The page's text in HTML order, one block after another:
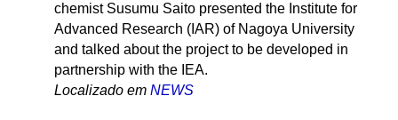
chemist Susumu Saito presented the Institute for
Advanced Research (IAR) of Nagoya University
and talked about the project to be developed in
partnership with the IEA.
Localizado em NEWS